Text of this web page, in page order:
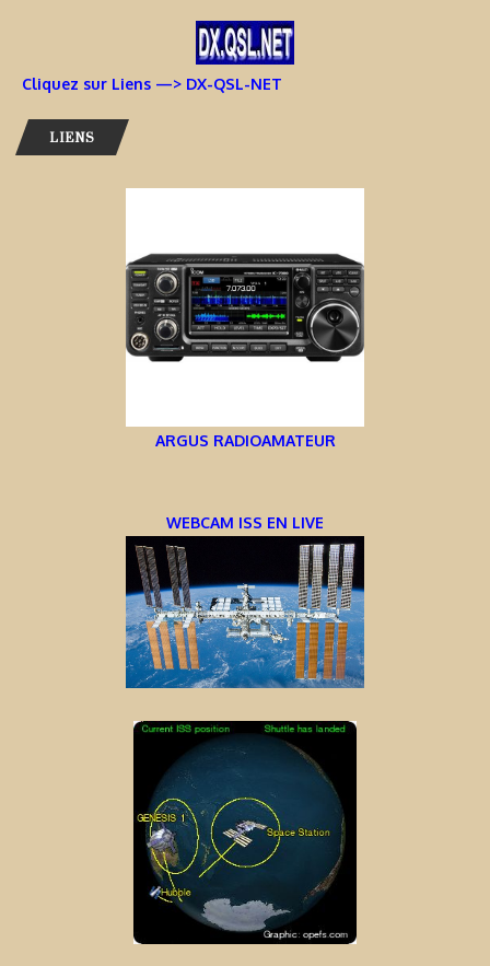
Cliquez sur Liens —> DX-QSL-NET
LIENS
ARGUS RADIOAMATEUR
WEBCAM ISS EN LIVE